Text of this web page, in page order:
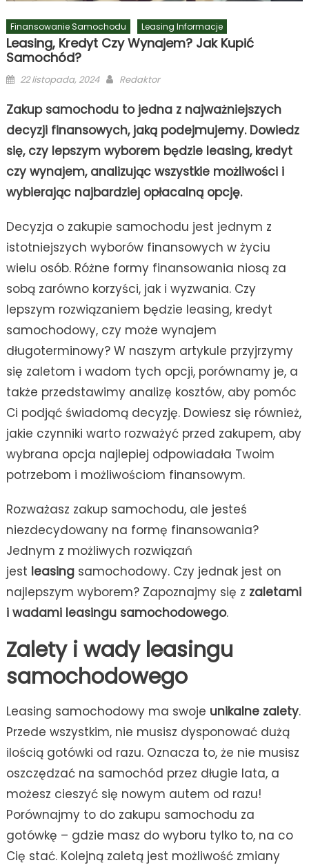
Finansowanie Samochodu Leasing Informacje
Leasing, Kredyt Czy Wynajem? Jak Kupić
Samochód?
Posted
22 listopada, 2024 Author
Redaktor
Zakup samochodu to jedna z najważniejszych
decyzji finansowych, jaką podejmujemy. Dowiedz
się, czy lepszym wyborem będzie leasing, kredyt
czy wynajem, analizując wszystkie możliwości i
wybierając najbardziej opłacalną opcję.
Decyzja o zakupie samochodu jest jednym z
istotniejszych wyborów finansowych w życiu
wielu osób. Różne formy finansowania niosą za
sobą zarówno korzyści, jak i wyzwania. Czy
lepszym rozwiązaniem będzie leasing, kredyt
samochodowy, czy może wynajem
długoterminowy? W naszym artykule przyjrzymy
się zaletom i wadom tych opcji, porównamy je, a
także przedstawimy analizę kosztów, aby pomóc
Ci podjąć świadomą decyzję. Dowiesz się również,
jakie czynniki warto rozważyć przed zakupem, aby
wybrana opcja najlepiej odpowiadała Twoim
potrzebom i możliwościom finansowym.
Rozważasz zakup samochodu, ale jesteś
niezdecydowany na formę finansowania?
Jednym z możliwych rozwiązań
jest leasingsamochodowy. Czy jednak jest on
najlepszym wyborem? Zapoznajmy się z zaletami
i wadami leasingu samochodowego.
Zalety i wady leasingu
samochodowego
Leasing samochodowy ma swoje unikalne zalety.
Przede wszystkim, nie musisz dysponować dużą
ilością gotówki od razu. Oznacza to, że nie musisz
oszczędzać na samochód przez długie lata, a
możesz cieszyć się nowym autem od razu!
Porównajmy to do zakupu samochodu za
gotówkę – gdzie masz do wyboru tylko to, na co
Cię stać. Kolejną zaletą jest możliwość zmiany